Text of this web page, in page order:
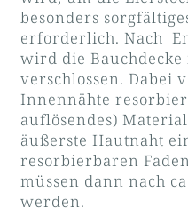
besonders
erforderlich. Nach
wird die
verschlossen. Dabei
Innennähte
auflösendes)
äußerste Hautnaht
resorbierbaren
müssen dann nach
werden.